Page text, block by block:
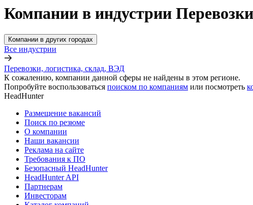
Компании в индустрии
Компании в других городах
Все индустрии
Перевозки, логистика, склад, ВЭД
К сожалению, компании данной сферы не найдены в этом регионе.
Попробуйте воспользоваться поиском по компаниям или посмотреть
HeadHunter
Размещение вакансий
Поиск по резюме
О компании
Наши вакансии
Реклама на сайте
Требования к ПО
Безопасный HeadHunter
HeadHunter API
Партнерам
Инвесторам